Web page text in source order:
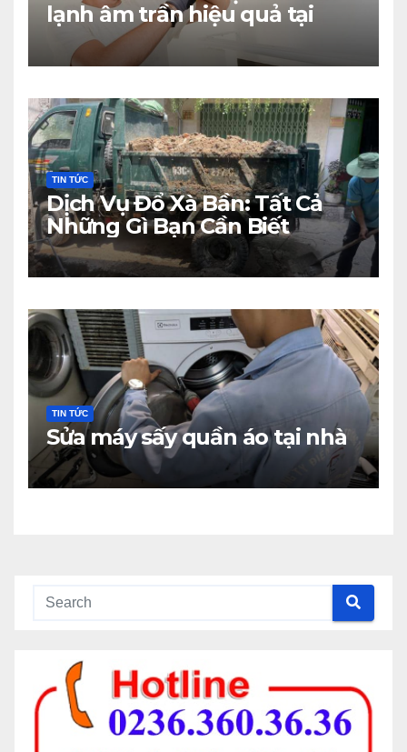
lạnh âm trần hiệu quả tại
nhà?
TIN TỨC
Dịch Vụ Đổ Xà Bần: Tất Cả
Những Gì Bạn Cần Biết
TIN TỨC
Sửa máy sấy quần áo tại nhà